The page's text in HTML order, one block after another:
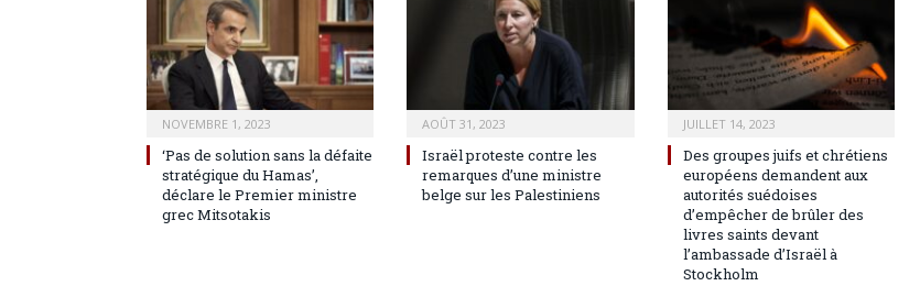
NOVEMBRE 1, 2023
‘Pas de solution sans la défaite
stratégique du Hamas’,
déclare le Premier ministre
grec Mitsotakis
AOÛT 31, 2023
Israël proteste contre les
remarques d’une ministre
belge sur les Palestiniens
JUILLET 14, 2023
Des groupes juifs et chrétiens
européens demandent aux
autorités suédoises
d’empêcher de brûler des
livres saints devant
l’ambassade d’Israël à
Stockholm